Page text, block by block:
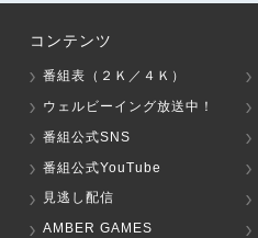
コンテンツ
番組表（２Ｋ／４Ｋ）
ウェルビーイング放送中！
番組公式SNS
番組公式YouTube
見逃し配信
AMBER GAMES